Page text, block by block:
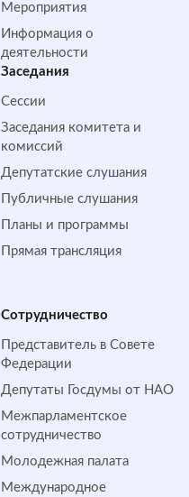
Мероприятия
Информация о
деятельности
Заседания
Сессии
Заседания комитета и
комиссий
Депутатские слушания
Публичные слушания
Планы и программы
Прямая трансляция
Сотрудничество
Представитель в Совете
Федерации
Депутаты Госдумы от НАО
Межпарламентское
сотрудничество
Молодежная палата
Международное